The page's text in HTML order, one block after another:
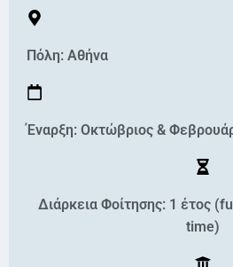
Πόλη: Αθήνα
Έναρξη: Οκτώβριος &
Διάρκεια Φοίτησης: 1 έτος
time)